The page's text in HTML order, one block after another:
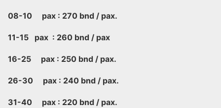
08-10 pax : 270 bnd / pax.
11-15 pax : 260 bnd / pax
16-25 pax : 250 bnd / pax.
26-30 pax : 240 bnd / pax.
31-40 pax : 220 bnd / pax.